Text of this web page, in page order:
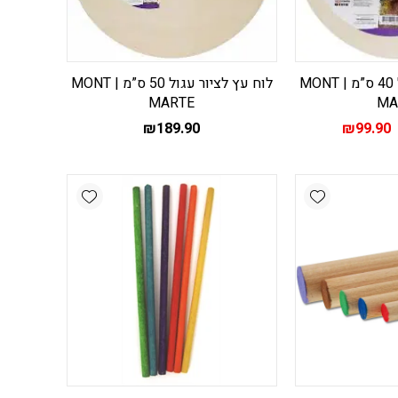
לוח עץ לציור עגול 40 ס”מ | MONT
המחיר ₪99.90
לוח עץ לציור עגול 50 ס”מ | MONT
MARTE‏
₪189.90
Add wishlist
Add wishlist